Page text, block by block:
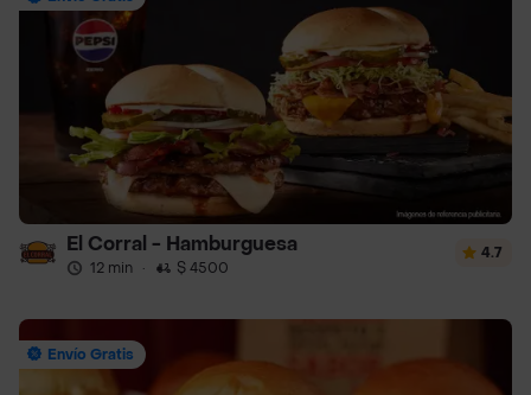
El Corral - Hamburguesa
12 min · $ 4500
4.7
Envío Gratis